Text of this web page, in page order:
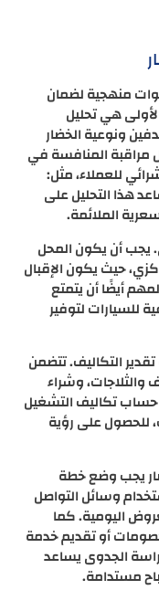
منهجية لضمان
هي تحليل
ونوعية الخضار
مراقبة المنافسة في
للعملاء، مثل:
هذا التحليل على
الملائمة.
يجب أن يكون المحل
حيث يكون الإقبال
أيضًا أن يتمتع
للسيارات لتوفير
التكاليف. تتضمن
والثلاجات، وشراء
حساب تكاليف التشغيل
للحصول على رؤية
يجب وضع خطة
وسائل التواصل
اليومية. كما
أو تقديم خدمة
الجدوى يساعد
مستدامة.